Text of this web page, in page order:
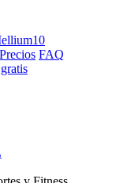
Precios FAQ